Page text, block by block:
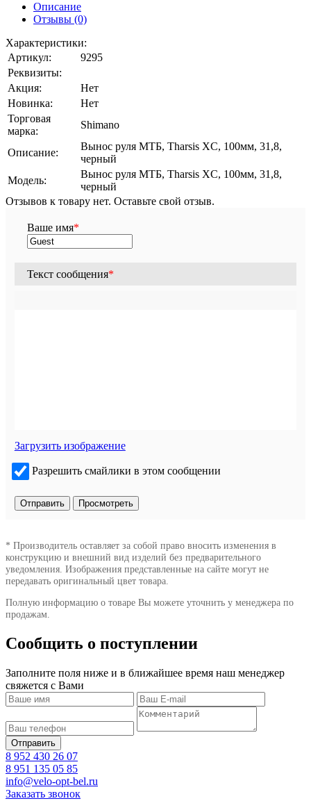
Описание
Отзывы (0)
Характеристики:
Артикул:
9295
Реквизиты:
Акция:
Нет
Новинка:
Нет
Торговая
марка:
Shimano
Описание:
Вынос руля МТБ, Tharsis XC, 100мм, 31,8,
черный
Модель:
Вынос руля МТБ, Tharsis XC, 100мм, 31,8,
черный
Отзывов к товару нет. Оставьте свой отзыв.
Ваше имя*
Текст сообщения*
Загрузить изображение
Разрешить смайлики в этом сообщении
* Производитель оставляет за собой право вносить изменения в
конструкцию и внешний вид изделий без предварительного
уведомления. Изображения представленные на сайте могут не
передавать оригинальный цвет товара.
Полную информацию о товаре Вы можете уточнить у менеджера по
продажам.
Сообщить о поступлении
Заполните поля ниже и в ближайшее время наш менеджер
свяжется с Вами
8 952 430 26 07
8 951 135 05 85
info@velo-opt-bel.ru
Заказать звонок